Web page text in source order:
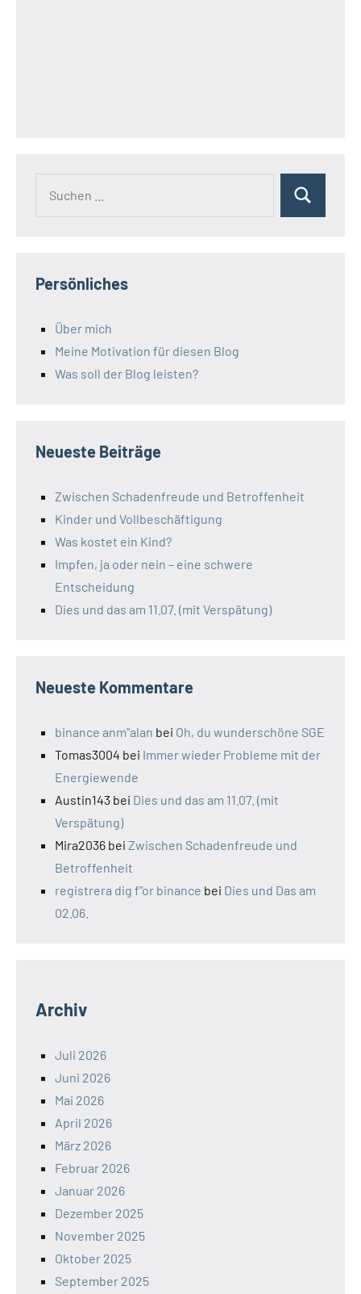
Suchen
Persönliches
Über mich
Meine Motivation für diesen Blog
Was soll der Blog leisten?
Neueste Beiträge
Zwischen Schadenfreude und Betroffenheit
Kinder und Vollbeschäftigung
Was kostet ein Kind?
Impfen, ja oder nein – eine schwere
Entscheidung
Dies und das am 11.07. (mit Verspätung)
Neueste Kommentare
binance anm"alan bei Oh, du wunderschöne SGE
Tomas3004 bei Immer wieder Probleme mit der
Energiewende
Austin143 bei Dies und das am 11.07. (mit
Verspätung)
Mira2036 bei Zwischen Schadenfreude und
Betroffenheit
registrera dig f"or binance bei Dies und Das am
02.06.
Archiv
Juli 2026
Juni 2026
Mai 2026
April 2026
März 2026
Februar 2026
Januar 2026
Dezember 2025
November 2025
Oktober 2025
September 2025